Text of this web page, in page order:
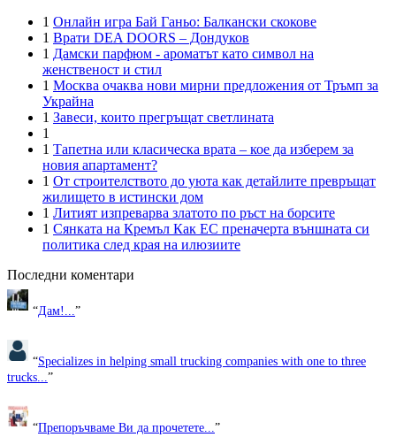
1 Онлайн игра Бай Ганьо: Балкански скокове
1 Врати DEA DOORS – Дондуков
1 Дамски парфюм - ароматът като символ на
женственост и стил
1 Москва очаква нови мирни предложения от Тръмп за
Украйна
1 Завеси, които прегръщат светлината
1
1 Тапетна или класическа врата – кое да изберем за
новия апартамент?
1 От строителството до уюта как детайлите превръщат
жилището в истински дом
1 Литият изпреварва златото по ръст на борсите
1 Сянката на Кремъл Как ЕС преначерта външната си
политика след края на илюзиите
Последни коментари
“Дам!...”
“Specializes in helping small trucking companies with one to three
trucks... ”
“Препоръчваме Ви да прочетете... ”